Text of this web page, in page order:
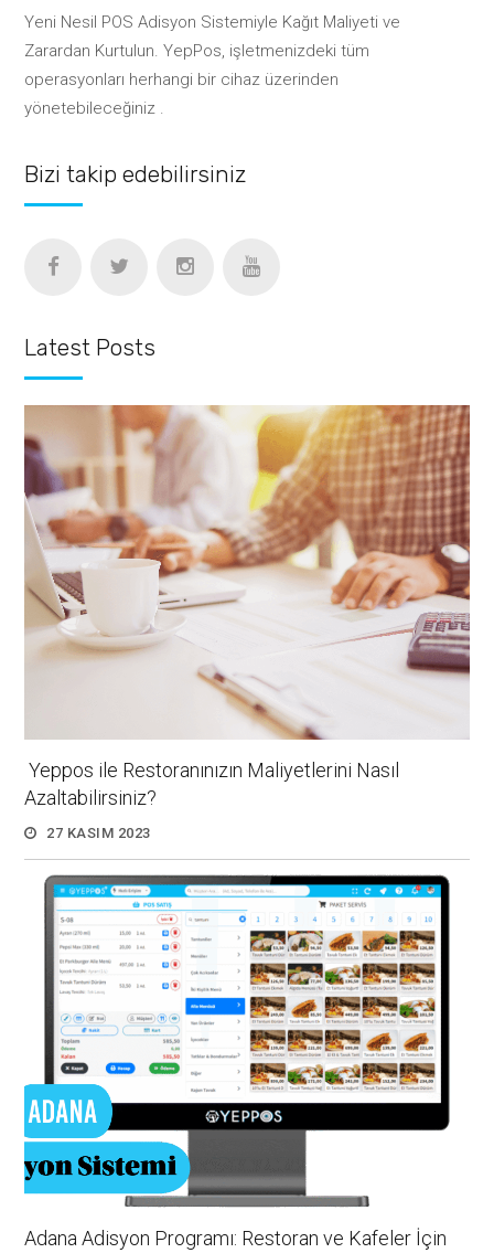
Yeni Nesil POS Adisyon Sistemiyle Kağıt Maliyeti ve
Zarardan Kurtulun. YepPos, işletmenizdeki tüm
operasyonları herhangi bir cihaz üzerinden
yönetebileceğiniz .
Bizi takip edebilirsiniz
Latest Posts
Yeppos ile Restoranınızın Maliyetlerini Nasıl
Azaltabilirsiniz?
27 KASIM 2023
Adana Adisyon Programı: Restoran ve Kafeler İçin